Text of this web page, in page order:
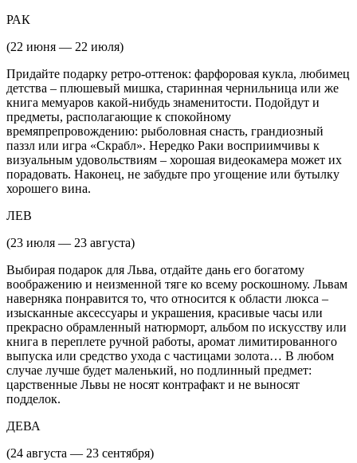
РАК
(22 июня — 22 июля)
Придайте подарку ретро-оттенок: фарфоровая кукла, любимец
детства – плюшевый мишка, старинная чернильница или же
книга мемуаров какой-нибудь знаменитости. Подойдут и
предметы, располагающие к спокойному
времяпрепровождению: рыболовная снасть, грандиозный
паззл или игра «Скрабл». Нередко Раки восприимчивы к
визуальным удовольствиям – хорошая видеокамера может их
порадовать. Наконец, не забудьте про угощение или бутылку
хорошего вина.
ЛЕВ
(23 июля — 23 августа)
Выбирая подарок для Льва, отдайте дань его богатому
воображению и неизменной тяге ко всему роскошному. Львам
наверняка понравится то, что относится к области люкса –
изысканные аксессуары и украшения, красивые часы или
прекрасно обрамленный натюрморт, альбом по искусству или
книга в переплете ручной работы, аромат лимитированного
выпуска или средство ухода с частицами золота… В любом
случае лучше будет маленький, но подлинный предмет:
царственные Львы не носят контрафакт и не выносят
подделок.
ДЕВА
(24 августа — 23 сентября)